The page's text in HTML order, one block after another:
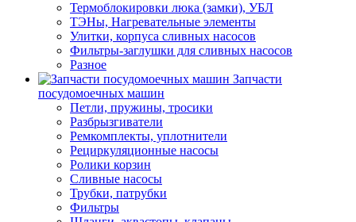
Термоблокировки люка (замки), УБЛ
ТЭНы, Нагревательные элементы
Улитки, корпуса сливных насосов
Фильтры-заглушки для сливных насосов
Разное
Запчасти
посудомоечных машин
Петли, пружины, тросики
Разбрызгиватели
Ремкомплекты, уплотнители
Рециркуляционные насосы
Ролики корзин
Сливные насосы
Трубки, патрубки
Фильтры